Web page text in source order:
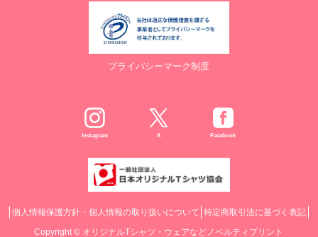
プライバシーマーク制度
Instagram X Facebook
個人情報保護方針・個人情報の取り扱いについて 特定商取引法に基づく表記
Copyright © オリジナルTシャツ・ウェアなどノベルティプリント